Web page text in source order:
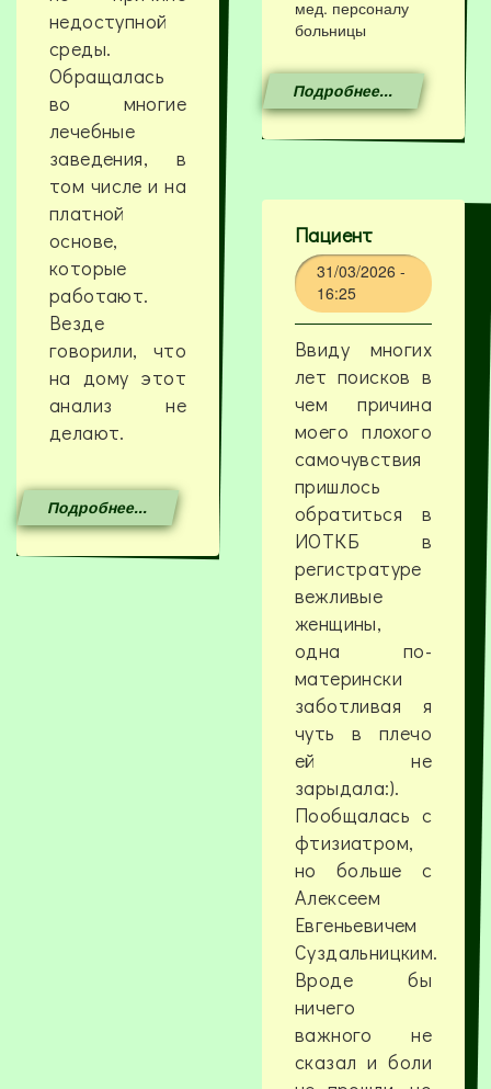
недоступной
среды.
Обращалась
во многие
лечебные
заведения, в
том числе и на
платной
основе,
которые
работают.
Везде
говорили, что
на дому этот
анализ не
делают.
Подробнее...
мед. персоналу
больницы
Подробнее...
Пациент
31/03/2026 -
16:25
Ввиду многих
лет поисков в
чем причина
моего плохого
самочувствия
пришлось
обратиться в
ИОТКБ в
регистратуре
вежливые
женщины,
одна по-
матерински
заботливая я
чуть в плечо
ей не
зарыдала:).
Пообщалась с
фтизиатром,
но больше с
Алексеем
Евгеньевичем
Суздальницким.
Вроде бы
ничего
важного не
сказал и боли